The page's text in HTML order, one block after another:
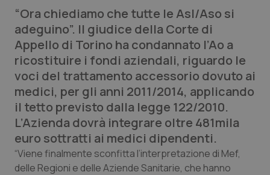
QS Pro
Professionisti Sanitari.AI
Abruzzo
Basilicata
Calabria
QS Pro Gold
Artrite & artrosi
Asma & BPCO
QS Club Newsletter
“Ora chiediamo che tutte le Asl/Aso si
adeguino”. Il giudice della Corte di
Appello di Torino ha condannato l’Ao a
ricostituire i fondi aziendali, riguardo le
voci del trattamento accessorio dovuto ai
medici, per gli anni 2011/2014, applicando
il tetto previsto dalla legge 122/2010.
L’Azienda dovrà integrare oltre 481mila
euro sottratti ai medici dipendenti.
“Viene finalmente sconfitta l’interpretazione di Mef,
delle Regioni e delle Aziende Sanitarie, che hanno